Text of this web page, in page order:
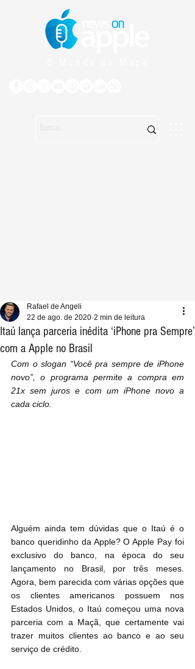
Itaú lança parceria inédita ‘iPhone pra Sempre’
com a Apple no Brasil
Rafael de Angeli
22 de ago. de 2020 2 min de leitura
Com o slogan “Você pra sempre de iPhone
novo”, o programa permite a compra em
21x sem juros e com um iPhone novo a
cada ciclo.
Alguém ainda tem dúvidas que o Itaú é o
banco queridinho da Apple? O Apple Pay foi
exclusivo do banco, na época do seu
lançamento no Brasil, por três meses.
Agora, bem parecida com várias opções que
os clientes americanos possuem nos
Estados Unidos, o Itaú começou uma nova
parceria com a Maçã, que certamente vai
trazer muitos clientes ao banco e ao seu
serviço de crédito.